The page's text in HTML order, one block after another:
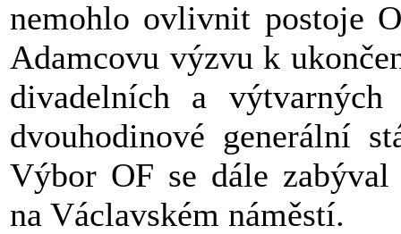
nemohlo ovlivnit postoje
Adamcovu výzvu k
divadelních a
dvouhodinové generální
Výbor OF se dále zabýval
na Václavském náměstí.